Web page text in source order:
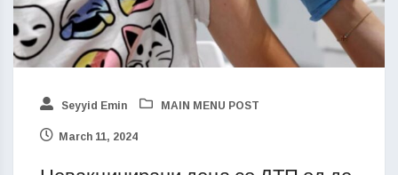
Seyyid Emin MAIN MENU POST
March 11, 2024